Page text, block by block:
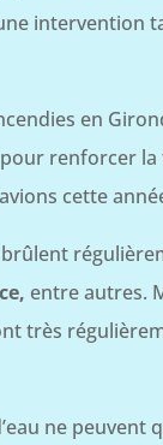
intervention
en
renforcer
cette
entre autres.
très
ne